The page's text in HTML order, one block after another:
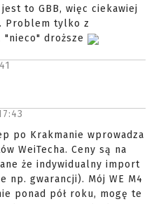
to GBB, więc ciekawiej
Problem tylko z
"nieco" droższe
po Krakmanie wprowadza
WeiTecha. Ceny są na
że indywidualny import
np. gwarancji). Mój WE M4
ponad pół roku, mogę te